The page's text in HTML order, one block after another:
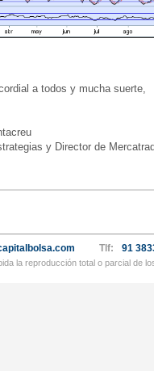
a todos y mucha suerte,
y Director de
Tlf: 91
la reproducción total o parcial de